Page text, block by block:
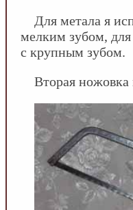
Для метала я
мелким зубом, для
с крупным зубом.
Вторая ножовка